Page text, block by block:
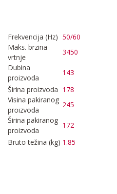
Frekvencija (Hz) 50/60
Maks. brzina
vrtnje
3450
Dubina
proizvoda
143
Širina proizvoda 178
Visina pakiranog
proizvoda
245
Širina pakiranog
proizvoda
172
Bruto težina (kg) 1.85